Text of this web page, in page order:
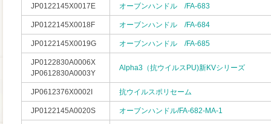
JP0122145X0017E オーブンハンドル /FA-683
JP0122145X0018F オーブンハンドル /FA-684
JP0122145X0019G オーブンハンドル /FA-685
JP0122830A0006X
JP0612830A0003Y
Alpha3（抗ウイルスPU)新KVシリーズ
JP0612376X0002I 抗ウイルスポリセーム
JP0122145A0020S オーブンハンドル/FA-682-MA-1